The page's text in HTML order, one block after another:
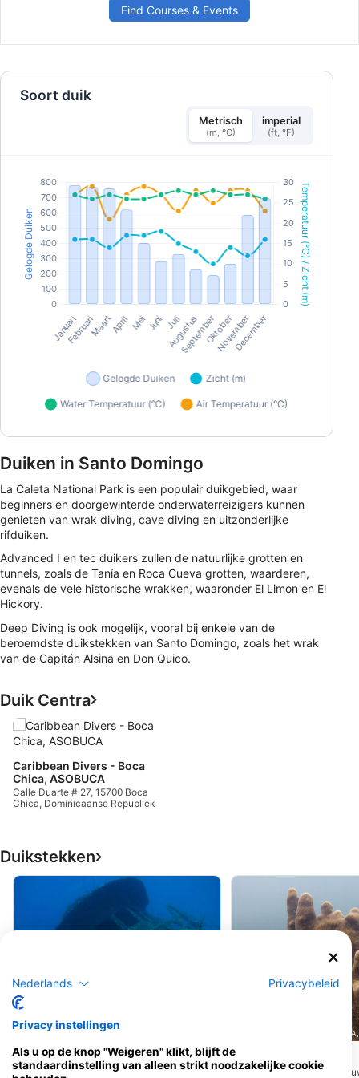
je de essentiële vaardigheden en het
zelfvertrouwen die nodig zijn om eerste hulp te
als eerstehulpverlener op te treden, EHBO en
brevet en wees voorbereid om mededuikers te
helpen in een noodsituatie. Begin vandaag nog
Find Courses & Events
Soort duik
Metrisch
(m, °C)
imperial
(ft, °F)
Duiken in Santo Domingo
La Caleta National Park is een populair duikgebied, waar
beginners en doorgewinterde onderwaterreizigers kunnen
genieten van wrak diving, cave diving en uitzonderlijke
rifduiken.
Advanced I en tec duikers zullen de natuurlijke grotten en
tunnels, zoals de Tanía en Roca Cueva grotten, waarderen,
evenals de vele historische wrakken, waaronder El Limon en El
Hickory.
Deep Diving is ook mogelijk, vooral bij enkele van de
beroemdste duikstekken van Santo Domingo, zoals het wrak
van de Capitán Alsina en Don Quico.
Duik Centra
Caribbean Divers - Boca
Chica, ASOBUCA
Calle Duarte # 27, 15700 Boca
Chica, Dominicaanse Republiek
Duikstekken
CARIBBEAN DIVERS - ASOBUCA, 15700 Boca Chica
Catuan (Wreck) (★4.5)
De Catuán zit bij Boca Chica en is op 12
CARIBBEAN DIVERS -
3. Riff (★4.4)
Zeer mooi rif, het is
Nederlands Privacybeleid
Privacy instellingen
Als u op de knop "Weigeren" klikt, blijft de
standaardinstelling van alleen strikt noodzakelijke cookie